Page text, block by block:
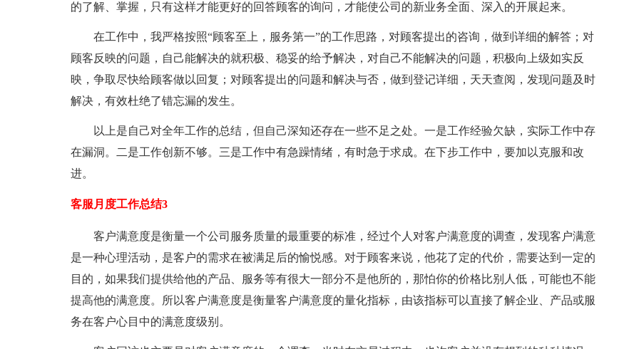
的了解、掌握，只有这样才能更好的回答顾客的询问，才能使公司的新业务全面、深入的开展起来。
在工作中，我严格按照“顾客至上，服务第一”的工作思路，对顾客提出的咨询，做到详细的解答；对
顾客反映的问题，自己能解决的就积极、稳妥的给予解决，对自己不能解决的问题，积极向上级如实反
映，争取尽快给顾客做以回复；对顾客提出的问题和解决与否，做到登记详细，天天查阅，发现问题及时
解决，有效杜绝了错忘漏的发生。
以上是自己对全年工作的总结，但自己深知还存在一些不足之处。一是工作经验欠缺，实际工作中存
在漏洞。二是工作创新不够。三是工作中有急躁情绪，有时急于求成。在下步工作中，要加以克服和改
进。
客服月度工作总结3
客户满意度是衡量一个公司服务质量的最重要的标准，经过个人对客户满意度的调查，发现客户满意
是一种心理活动，是客户的需求在被满足后的愉悦感。对于顾客来说，他花了定的代价，需要达到一定的
目的，如果我们提供给他的产品、服务等有很大一部分不是他所的，那怕你的价格比别人低，可能也不能
提高他的满意度。所以客户满意度是衡量客户满意度的量化指标，由该指标可以直接了解企业、产品或服
务在客户心目中的满意度级别。